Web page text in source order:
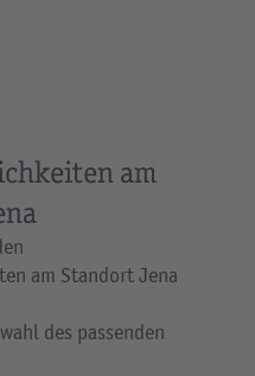
am
am Standort Jena
des passenden